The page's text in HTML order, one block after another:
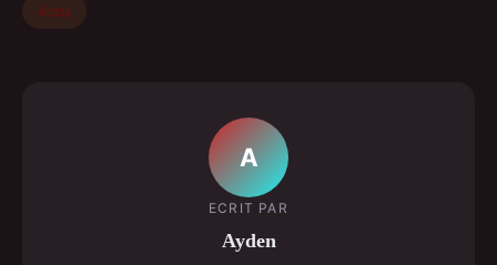
Actu
A
ECRIT PAR
Ayden